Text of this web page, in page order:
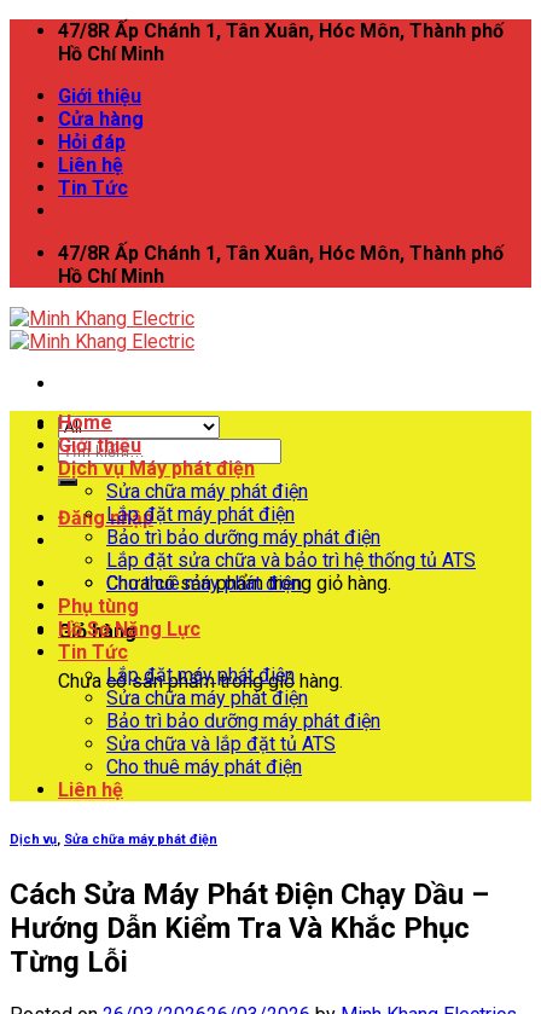
Skip
47/8R Ấp Chánh 1, Tân Xuân, Hóc Môn, Thành phố
Hồ Chí Minh
Giới thiệu
Cửa hàng
Hỏi đáp
Liên hệ
Tin Tức
47/8R Ấp Chánh 1, Tân Xuân, Hóc Môn, Thành phố
Hồ Chí Minh
Tìm
kiếm:
Đăng nhập
Chưa có sản phẩm trong giỏ hàng.
Giỏ hàng
Chưa có sản phẩm trong giỏ hàng.
Home
Giới thiệu
Dịch vụ Máy phát điện
Sửa chữa máy phát điện
Lắp đặt máy phát điện
Bảo trì bảo dưỡng máy phát điện
Lắp đặt sửa chữa và bảo trì hệ thống tủ ATS
Cho thuê máy phát điện
Phụ tùng
Hồ Sơ Năng Lực
Tin Tức
Lắp đặt máy phát điện
Sửa chữa máy phát điện
Bảo trì bảo dưỡng máy phát điện
Sửa chữa và lắp đặt tủ ATS
Cho thuê máy phát điện
Liên hệ
Dịch vụ, Sửa chữa máy phát điện
Cách Sửa Máy Phát Điện Chạy Dầu –
Hướng Dẫn Kiểm Tra Và Khắc Phục
Từng Lỗi